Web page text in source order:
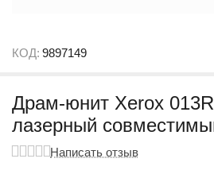
КОД: 9897149
Драм-юнит Xerox
лазерный
Написать отзыв